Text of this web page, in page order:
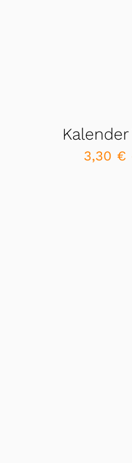
Kalender
3,30 €